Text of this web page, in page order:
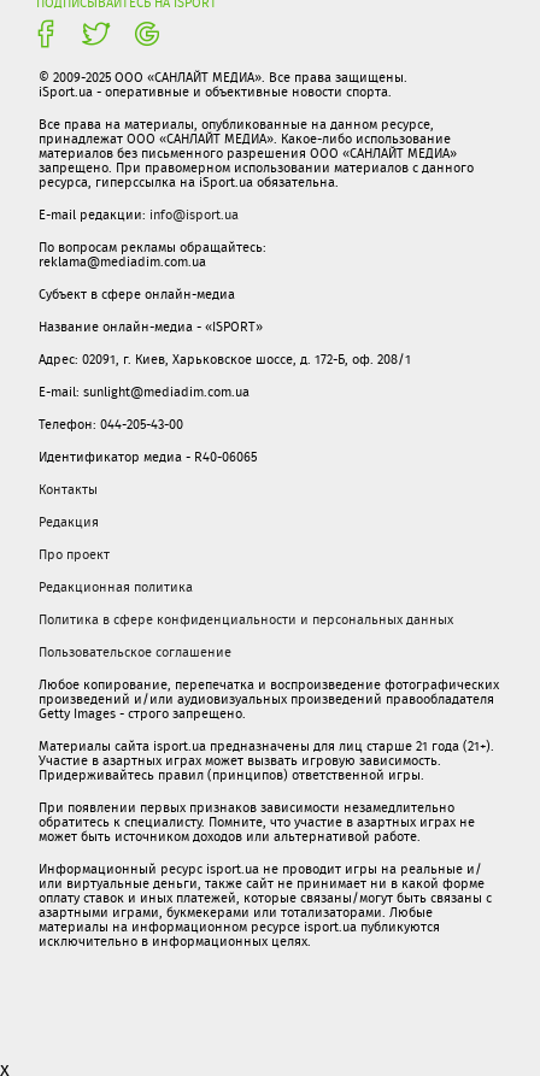
© 2009-2025 ООО «САНЛАЙТ МЕДИА». Все права защищены.
iSport.ua - оперативные и объективные новости спорта.
Все права на материалы, опубликованные на данном ресурсе,
принадлежат ООО «САНЛАЙТ МЕДИА». Какое-либо использование
материалов без письменного разрешения ООО «САНЛАЙТ МЕДИА»
запрещено. При правомерном использовании материалов с данного
ресурса, гиперссылка на iSport.ua обязательна.
E-mail редакции: info@isport.ua
По вопросам рекламы обращайтесь:
reklama@mediadim.com.ua
Субъект в сфере онлайн-медиа
Название онлайн-медиа - «ISPORT»
Адрес: 02091, г. Киев, Харьковское шоссе, д. 172-Б, оф. 208/1
E-mail: sunlight@mediadim.com.ua
Телефон: 044-205-43-00
Идентификатор медиа - R40-06065
Контакты
Редакция
Про проект
Редакционная политика
Политика в сфере конфиденциальности и персональных данных
Пользовательское соглашение
Любое копирование, перепечатка и воспроизведение фотографических
произведений и/или аудиовизуальных произведений правообладателя
Getty Images - строго запрещено.
Материалы сайта isport.ua предназначены для лиц старше 21 года (21+).
Участие в азартных играх может вызвать игровую зависимость.
Придерживайтесь правил (принципов) ответственной игры.
При появлении первых признаков зависимости незамедлительно
обратитесь к специалисту. Помните, что участие в азартных играх не
может быть источником доходов или альтернативой работе.
Информационный ресурс isport.ua не проводит игры на реальные и/
или виртуальные деньги, также сайт не принимает ни в какой форме
oплaту ставок и иных платежей, которые связаны/могут быть связаны c
азартными игрaми, букмекерами или тотализаторами. Любые
материалы на информационном ресурсе isport.ua публикуютcя
исключительно в информационных целях.
x